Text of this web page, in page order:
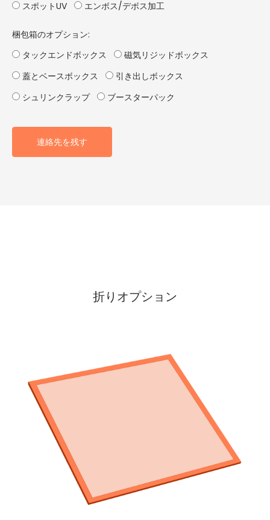
スポットUV
エンボス/デボス加工
梱包箱のオプション:
タックエンドボックス
磁気リジッドボックス
蓋とベースボックス
引き出しボックス
シュリンクラップ
ブースターパック
連絡先を残す
折りオプション